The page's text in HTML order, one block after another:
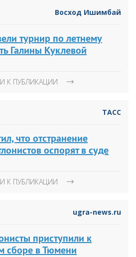
Восход Ишимбай
турнир по летнему
Галины Куклевой
К ПУБЛИКАЦИИ
ТАСС
что отстранение
оспорят в суде
К ПУБЛИКАЦИИ
ugra-news.ru
приступили к
сборе в Тюмени